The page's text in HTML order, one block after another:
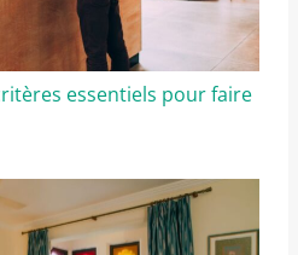
essentiels pour faire